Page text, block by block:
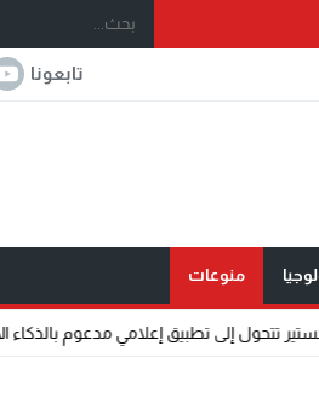
تابعونا
منوعات
إعلامي مدعوم بالذكاء الاصطناعي. 07:32